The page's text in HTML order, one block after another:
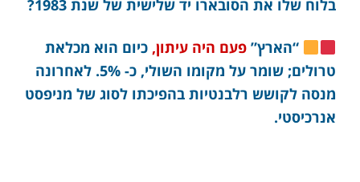
בלוח שלו את הסובארו יד שלישית של שנת 1983?
“הארץ” פעם היה עיתון, כיום הוא מכלאת
טרולים; שומר על מקומו השולי, כ- 5%. לאחרונה
מנסה לקושש רלבנטיות בהפיכתו לסוג של מניפסט
אנרכיסטי.